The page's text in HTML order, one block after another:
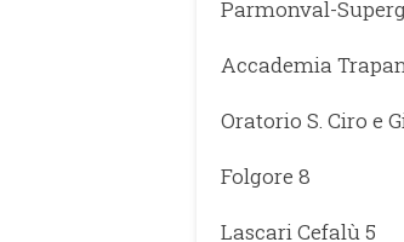
Parmonval-
Accademia
Oratorio S. Ciro e
Folgore 8
Lascari Cefalù 5